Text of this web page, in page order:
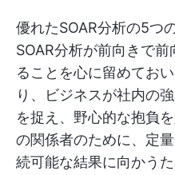
優れたSOAR分析の5つ
SOAR分析が前向きで
ることを心に留めてお
り、ビジネスが社内の
を捉え、野心的な抱負
の関係者のために、定
続可能な結果に向かう